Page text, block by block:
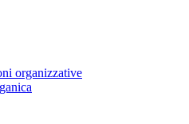
organizzative